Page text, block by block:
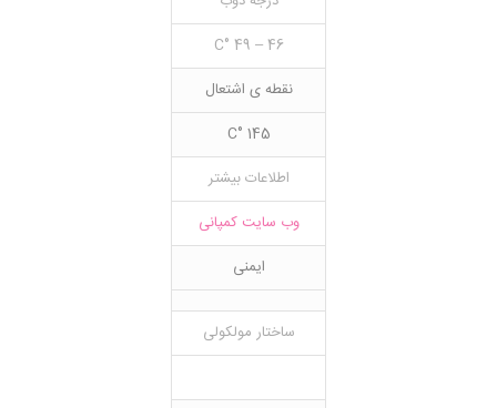
46 – 49 °C
نقطه ی اشتعال
145 °C
اطلاعات بیشتر
وب سایت کمپانی
ایمنی
ساختار مولکولی